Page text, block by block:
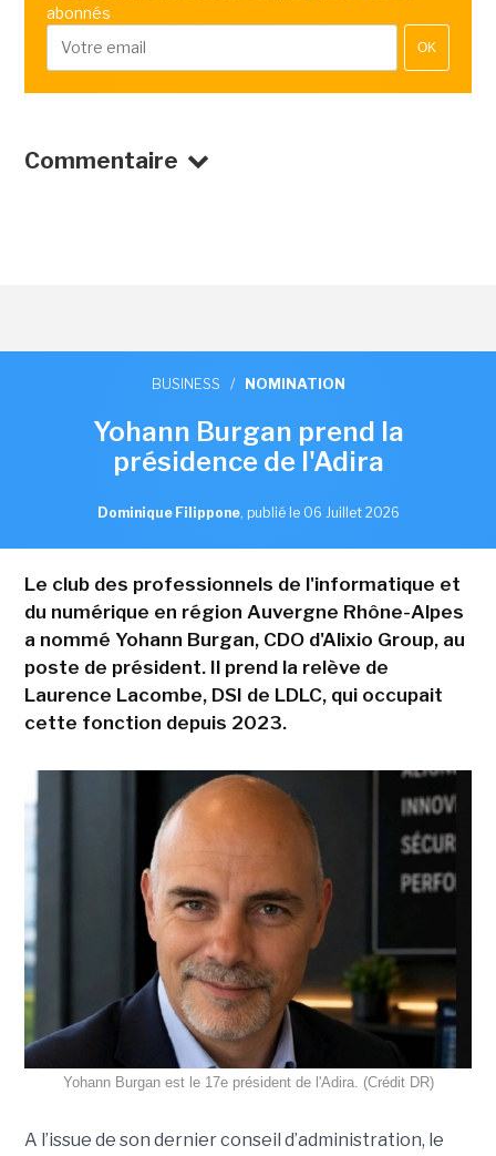
abonnés
OK
Commentaire
BUSINESS / NOMINATION
Yohann Burgan prend la
présidence de l'Adira
Dominique Filippone, publié le 06 Juillet 2026
Le club des professionnels de l'informatique et
du numérique en région Auvergne Rhône-Alpes
a nommé Yohann Burgan, CDO d'Alixio Group, au
poste de président. Il prend la relève de
Laurence Lacombe, DSI de LDLC, qui occupait
cette fonction depuis 2023.
Yohann Burgan est le 17e président de l'Adira. (Crédit DR)
A l’issue de son dernier conseil d’administration, le